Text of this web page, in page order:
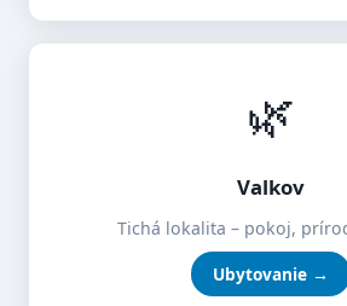
🌿
Valkov
Tichá lokalita – pokoj,
Ubytovanie →